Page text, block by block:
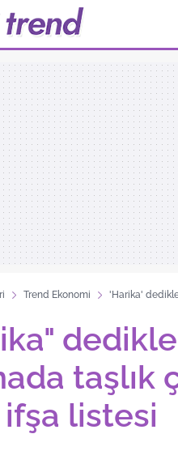
Trend Ekonomi
'Harika'
taşlık
listesi